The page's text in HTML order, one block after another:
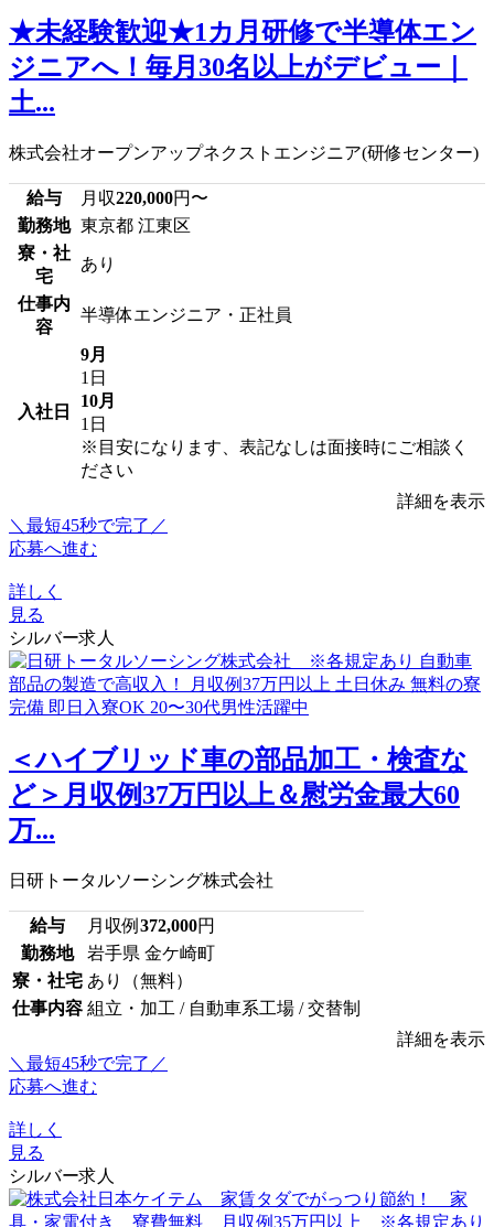
★未経験歓迎★1カ月研修で半導体エン
ジニアへ！毎月30名以上がデビュー｜
土...
株式会社オープンアップネクストエンジニア(研修センター)
給与 月収220,000円〜
勤務地 東京都 江東区
寮・社
宅
あり
仕事内
容
半導体エンジニア・正社員
入社日
9月
1日
10月
1日
※目安になります、表記なしは面接時にご相談く
ださい
詳細を表示
＼最短45秒で完了／
応募へ進む
詳しく
見る
シルバー求人
＜ハイブリッド車の部品加工・検査な
ど＞月収例37万円以上＆慰労金最大60
万...
日研トータルソーシング株式会社
給与 月収例 372,000円
勤務地
岩手県 金ケ崎町
寮・社宅 あり（無料）
仕事内容 組立・加工 / 自動車系工場 / 交替制
詳細を表示
＼最短45秒で完了／
応募へ進む
詳しく
見る
シルバー求人